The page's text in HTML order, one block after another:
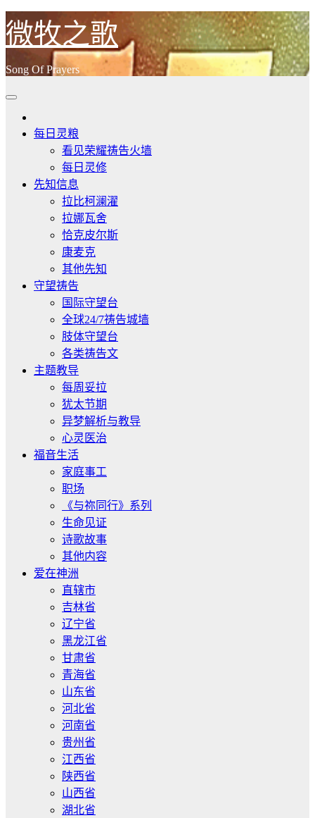
跳
至
容
微牧之歌
Song Of Prayers
每日灵粮
看见荣耀祷告火墙
每日灵修
先知信息
拉比柯澜濯
拉娜瓦舍
恰克皮尔斯
康麦克
其他先知
守望祷告
国际守望台
全球24/7祷告城墙
肢体守望台
各类祷告文
主题教导
每周妥拉
犹太节期
异梦解析与教导
心灵医治
福音生活
家庭事工
职场
《与祢同行》系列
生命见证
诗歌故事
其他内容
爱在神洲
直辖市
吉林省
辽宁省
黑龙江省
甘肃省
青海省
山东省
河北省
河南省
贵州省
江西省
陕西省
山西省
湖北省